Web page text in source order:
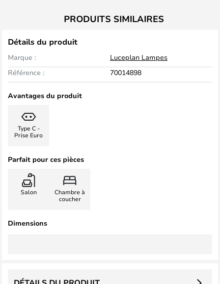
PRODUITS SIMILAIRES
Détails du produit
Marque :
Luceplan Lampes
Référence :
70014898
Avantages du produit
Type C -
Prise Euro
Parfait pour ces pièces
Salon
Chambre à
coucher
Dimensions